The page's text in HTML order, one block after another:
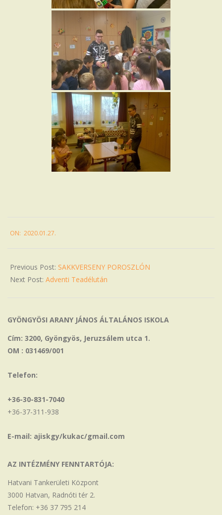
01-
ON: 2020.01.27.
Previous Post: SAKKVERSENY POROSZLÓN
Next Post: Adventi Teadélután
GYÖNGYÖSI ARANY JÁNOS ÁLTALÁNOS ISKOLA
Cím: 3200, Gyöngyös, Jeruzsálem utca 1.
OM : 031469/001
Telefon:
+36-30-831-7040
+36-37-311-938
E-mail: ajiskgy/kukac/gmail.com
AZ INTÉZMÉNY FENNTARTÓJA:
Hatvani Tankerületi Központ
3000 Hatvan, Radnóti tér 2.
Telefon: +36 37 795 214